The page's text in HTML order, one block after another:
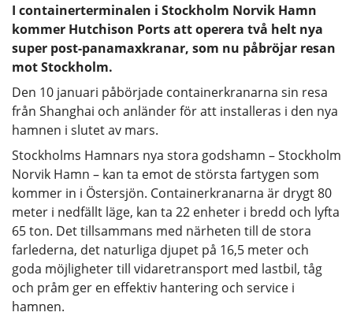
I containerterminalen i Stockholm Norvik Hamn
kommer Hutchison Ports att operera två helt nya
super post-panamaxkranar, som nu påbröjar resan
mot Stockholm.
Den 10 januari påbörjade containerkranarna sin resa
från Shanghai och anländer för att installeras i den nya
hamnen i slutet av mars.
Stockholms Hamnars nya stora godshamn – Stockholm
Norvik Hamn – kan ta emot de största fartygen som
kommer in i Östersjön. Containerkranarna är drygt 80
meter i nedfällt läge, kan ta 22 enheter i bredd och lyfta
65 ton. Det tillsammans med närheten till de stora
farlederna, det naturliga djupet på 16,5 meter och
goda möjligheter till vidaretransport med lastbil, tåg
och pråm ger en effektiv hantering och service i
hamnen.